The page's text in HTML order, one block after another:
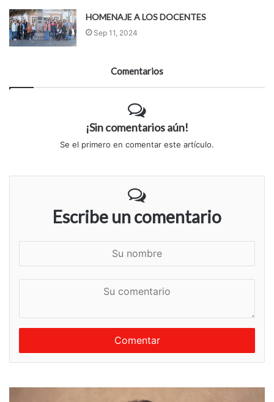
HOMENAJE A LOS DOCENTES
Sep 11, 2024
Comentarios
¡Sin comentarios aún!
Se el primero en comentar este artículo.
Escribe un comentario
n
a